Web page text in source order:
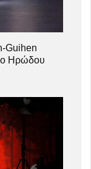
Guihen
Ηρώδου